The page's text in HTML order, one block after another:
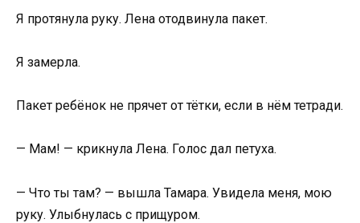
Я протянула руку. Лена отодвинула пакет.
Я замерла.
Пакет ребёнок не прячет от тётки, если в нём тетради.
— Мам! — крикнула Лена. Голос дал петуха.
— Что ты там? — вышла Тамара. Увидела меня, мою
руку. Улыбнулась с прищуром.